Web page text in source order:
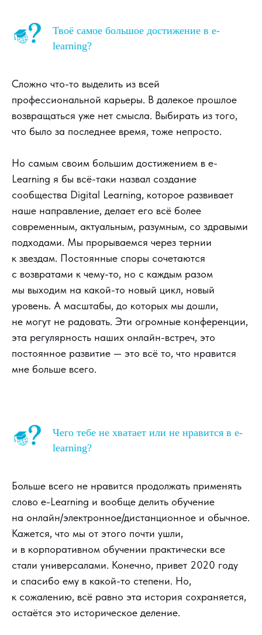
Твоё самое большое достижение в e-
learning?
Сложно что-то выделить из всей
профессиональной карьеры. В далекое прошлое
возвращаться уже нет смысла. Выбирать из того,
что было за последнее время, тоже непросто.
Но самым своим большим достижением в e-
Learning я бы всё-таки назвал создание
сообщества Digital Learning, которое развивает
наше направление, делает его всё более
современным, актуальным, разумным, со здравыми
подходами. Мы прорываемся через тернии
к звездам. Постоянные споры сочетаются
с возвратами к чему-то, но с каждым разом
мы выходим на какой-то новый цикл, новый
уровень. А масштабы, до которых мы дошли,
не могут не радовать. Эти огромные конференции,
эта регулярность наших онлайн-встреч, это
постоянное развитие — это всё то, что нравится
мне больше всего.
Чего тебе не хватает или не нравится в e-
learning?
Больше всего не нравится продолжать применять
слово e-Learning и вообще делить обучение
на онлайн/электронное/дистанционное и обычное.
Кажется, что мы от этого почти ушли,
и в корпоративном обучении практически все
стали универсалами. Конечно, привет 2020 году
и спасибо ему в какой-то степени. Но,
к сожалению, всё равно эта история сохраняется,
остаётся это историческое деление.